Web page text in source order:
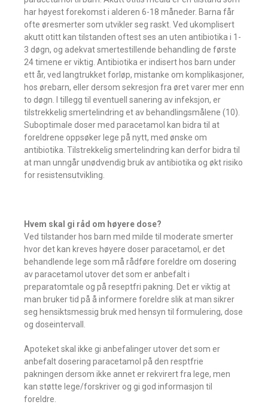
har høyest forekomst i alderen 6-18 måneder. Barna får
ofte øresmerter som utvikler seg raskt. Ved ukomplisert
akutt otitt kan tilstanden oftest ses an uten antibiotika i 1-
3 døgn, og adekvat smertestillende behandling de første
24 timene er viktig. Antibiotika er indisert hos barn under
ett år, ved langtrukket forløp, mistanke om komplikasjoner,
hos ørebarn, eller dersom sekresjon fra øret varer mer enn
to døgn. I tillegg til eventuell sanering av infeksjon, er
tilstrekkelig smertelindring et av behandlingsmålene (10).
Suboptimale doser med paracetamol kan bidra til at
foreldrene oppsøker lege på nytt, med ønske om
antibiotika. Tilstrekkelig smertelindring kan derfor bidra til
at man unngår unødvendig bruk av antibiotika og økt risiko
for resistensutvikling.
Hvem skal gi råd om høyere dose?
Ved tilstander hos barn med milde til moderate smerter
hvor det kan kreves høyere doser paracetamol, er det
behandlende lege som må rådføre foreldre om dosering
av paracetamol utover det som er anbefalt i
preparatomtale og på reseptfri pakning. Det er viktig at
man bruker tid på å informere foreldre slik at man sikrer
seg hensiktsmessig bruk med hensyn til formulering, dose
og doseintervall.
Apoteket skal ikke gi anbefalinger utover det som er
anbefalt dosering paracetamol på den resptfrie
pakningen dersom ikke annet er rekvirert fra lege, men
kan støtte lege/forskriver og gi god informasjon til
foreldre.